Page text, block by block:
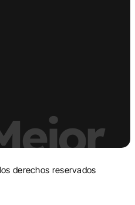
derechos reservados